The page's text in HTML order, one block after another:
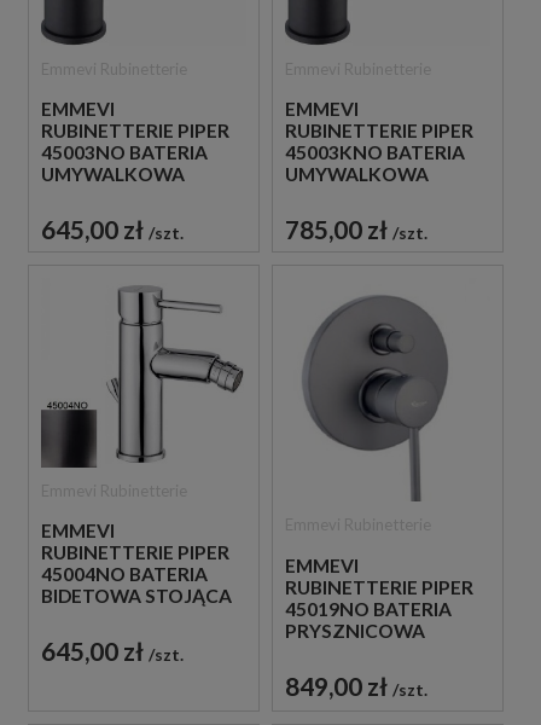
EMMEVI
RUBINETTERIE PIPER
45003NO BATERIA
UMYWALKOWA
JEDNOUCHWYTOWA
CZARNA
645,00 zł szt.
EMMEVI
RUBINETTERIE PIPER
45003KNO BATERIA
UMYWALKOWA
JEDNOUCHWYTOWA
CZARNA
785,00 zł szt.
EMMEVI
RUBINETTERIE PIPER
45004NO BATERIA
BIDETOWA STOJĄCA
CZARNA
645,00 zł szt.
EMMEVI
RUBINETTERIE PIPER
45019NO BATERIA
PRYSZNICOWA
DROŻNA
JEDNOUCHWYTOWA
849,00 zł szt.